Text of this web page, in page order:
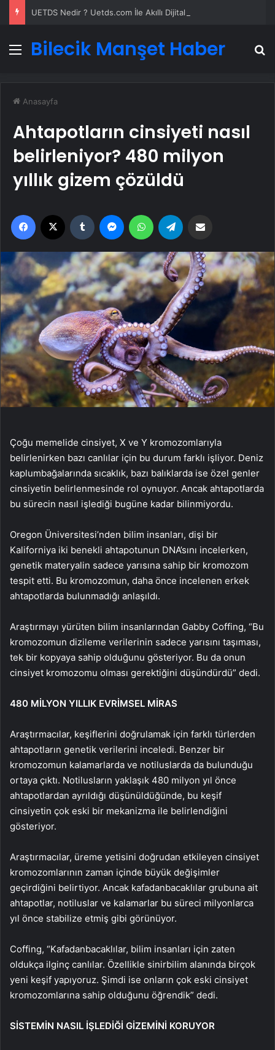
Menü
Bilecik Manşet Haber
Anasayfa
Ahtapotların cinsiyeti nasıl
belirleniyor? 480 milyon
yıllık gizem çözüldü
Facebook Tumblr MessengerWhatsApp
Çoğu memelide cinsiyet, X ve Y kromozomlarıyla
belirlenirken bazı canlılar için bu durum farklı işliyor. Deniz
kaplumbağalarında sıcaklık, bazı balıklarda ise özel genler
cinsiyetin belirlenmesinde rol oynuyor. Ancak ahtapotlarda
bu sürecin nasıl işlediği bugüne kadar bilinmiyordu.
Oregon Üniversitesi’nden bilim insanları, dişi bir
Kaliforniya iki benekli ahtapotunun DNA’sını incelerken,
genetik materyalin sadece yarısına sahip bir kromozom
tespit etti. Bu kromozomun, daha önce incelenen erkek
ahtapotlarda bulunmadığı anlaşıldı.
Araştırmayı yürüten bilim insanlarından Gabby Coffing, “Bu
kromozomun dizileme verilerinin sadece yarısını taşıması,
tek bir kopyaya sahip olduğunu gösteriyor. Bu da onun
cinsiyet kromozomu olması gerektiğini düşündürdü” dedi.
480 MİLYON YILLIK EVRİMSEL MİRAS
Araştırmacılar, keşiflerini doğrulamak için farklı türlerden
ahtapotların genetik verilerini inceledi. Benzer bir
kromozomun kalamarlarda ve notiluslarda da bulunduğu
ortaya çıktı. Notilusların yaklaşık 480 milyon yıl önce
ahtapotlardan ayrıldığı düşünüldüğünde, bu keşif
cinsiyetin çok eski bir mekanizma ile belirlendiğini
gösteriyor.
Araştırmacılar, üreme yetisini doğrudan etkileyen cinsiyet
kromozomlarının zaman içinde büyük değişimler
geçirdiğini belirtiyor. Ancak kafadanbacaklılar grubuna ait
ahtapotlar, notiluslar ve kalamarlar bu süreci milyonlarca
yıl önce stabilize etmiş gibi görünüyor.
Coffing, “Kafadanbacaklılar, bilim insanları için zaten
oldukça ilginç canlılar. Özellikle sinirbilim alanında birçok
yeni keşif yapıyoruz. Şimdi ise onların çok eski cinsiyet
kromozomlarına sahip olduğunu öğrendik” dedi.
SİSTEMİN NASIL İŞLEDİĞİ GİZEMİNİ KORUYOR